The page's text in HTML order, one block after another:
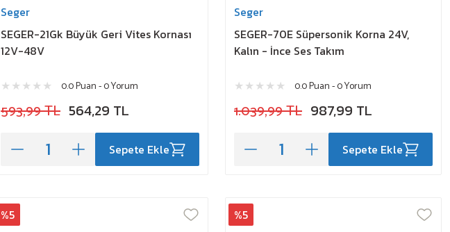
Seger
SEGER-21Gk Büyük Geri Vites Kornası
12V-48V
0.0 Puan - 0 Yorum
593,99 TL 564,29 TL
Sepete Ekle
Seger
SEGER-70E Süpersonik Korna 24V,
Kalın - İnce Ses Takım
0.0 Puan - 0 Yorum
1.039,99 TL 987,99 TL
Sepete Ekle
%5
%5